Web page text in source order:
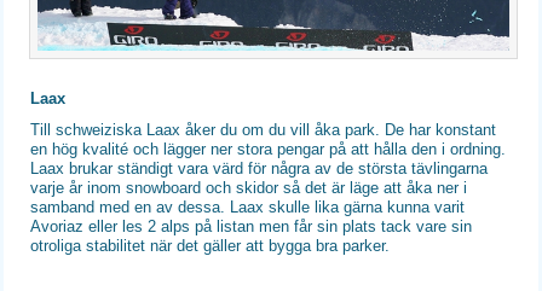
Laax
Till schweiziska Laax åker du om du vill åka park. De har konstant
en hög kvalité och lägger ner stora pengar på att hålla den i ordning.
Laax brukar ständigt vara värd för några av de största tävlingarna
varje år inom snowboard och skidor så det är läge att åka ner i
samband med en av dessa. Laax skulle lika gärna kunna varit
Avoriaz eller les 2 alps på listan men får sin plats tack vare sin
otroliga stabilitet när det gäller att bygga bra parker.